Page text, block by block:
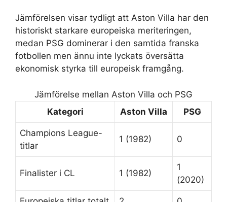
Jämförelsen visar tydligt att Aston Villa har den
historiskt starkare europeiska meriteringen,
medan PSG dominerar i den samtida franska
fotbollen men ännu inte lyckats översätta
ekonomisk styrka till europeisk framgång.
Jämförelse mellan Aston Villa och PSG
Kategori
Aston Villa PSG
Champions League-
titlar
1 (1982) 0
Finalister i CL 1 (1982)
1
(2020)